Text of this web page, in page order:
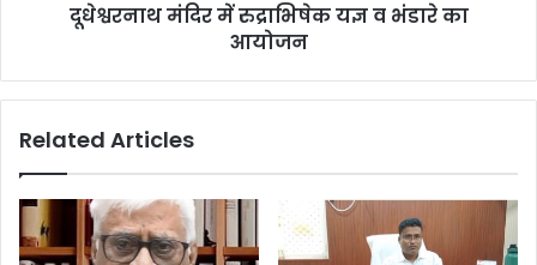
दूधेश्वरनाथ मंदिर में रुद्राभिषेक यज्ञ व भंडारे का
आयोजन
Related Articles